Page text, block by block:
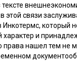
этой связи
Инкотермс, который
и
права нашел тем не